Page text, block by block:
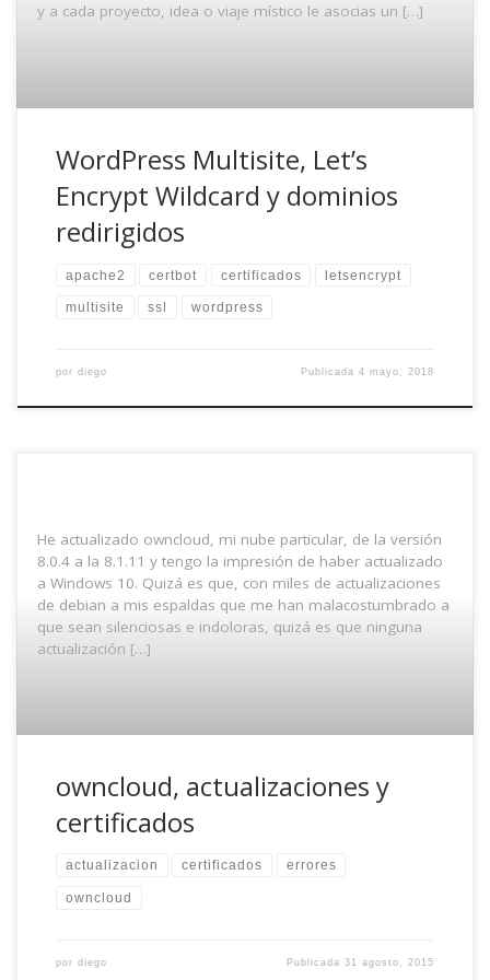
y a cada proyecto, idea o viaje místico le asocias un […]
WordPress Multisite, Let’s
Encrypt Wildcard y dominios
redirigidos
apache2 certbot certificados letsencrypt
multisite ssl wordpress
por diego Publicada4 mayo, 2018
He actualizado owncloud, mi nube particular, de la versión
8.0.4 a la 8.1.11 y tengo la impresión de haber actualizado
a Windows 10. Quizá es que, con miles de actualizaciones
de debian a mis espaldas que me han malacostumbrado a
que sean silenciosas e indoloras, quizá es que ninguna
actualización […]
owncloud, actualizaciones y
certificados
actualizacion certificados errores
owncloud
por diego Publicada31 agosto, 2015